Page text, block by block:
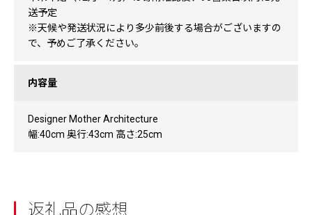
送予定
※天候や発送状況により多少前後する場合がございますの
で、予めご了承ください。
内容量
Designer Mother Architecture
幅:40cm 奥行:43cm 高さ:25cm
返礼品の感想